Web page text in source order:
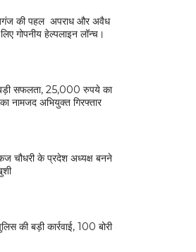
की पहल अपराध और अवैध
गोपनीय हेल्पलाइन लॉन्च।
सफलता, 25,000 रुपये का
नामजद अभियुक्त गिरफ्तार
चौधरी के प्रदेश अध्यक्ष बनने
की बड़ी कार्रवाई, 100 बोरी